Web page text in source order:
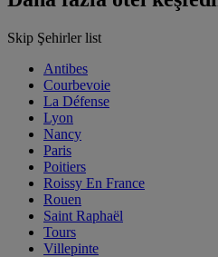
Skip Şehirler list
Antibes
Courbevoie
La Défense
Lyon
Nancy
Paris
Poitiers
Roissy En France
Rouen
Saint Raphaël
Tours
Villepinte